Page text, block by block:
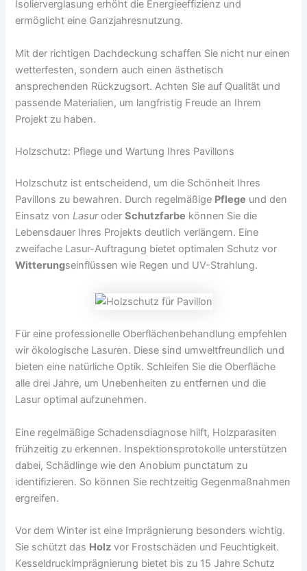
Isolierverglasung erhöht die Energieeffizienz und
ermöglicht eine Ganzjahresnutzung.
Mit der richtigen Dachdeckung schaffen Sie nicht nur einen
wetterfesten, sondern auch einen ästhetisch
ansprechenden Rückzugsort. Achten Sie auf Qualität und
passende Materialien, um langfristig Freude an Ihrem
Projekt zu haben.
Holzschutz: Pflege und Wartung Ihres Pavillons
Holzschutz ist entscheidend, um die Schönheit Ihres
Pavillons zu bewahren. Durch regelmäßige Pflege und den
Einsatz vonLasuroderSchutzfarbe können Sie die
Lebensdauer Ihres Projekts deutlich verlängern. Eine
zweifache Lasur-Auftragung bietet optimalen Schutz vor
Witterungseinflüssen wie Regen und UV-Strahlung.
Für eine professionelle Oberflächenbehandlung empfehlen
wir ökologische Lasuren. Diese sind umweltfreundlich und
bieten eine natürliche Optik. Schleifen Sie die Oberfläche
alle drei Jahre, um Unebenheiten zu entfernen und die
Lasur optimal aufzunehmen.
Eine regelmäßige Schadensdiagnose hilft, Holzparasiten
frühzeitig zu erkennen. Inspektionsprotokolle unterstützen
dabei, Schädlinge wie den Anobium punctatum zu
identifizieren. So können Sie rechtzeitig Gegenmaßnahmen
ergreifen.
Vor dem Winter ist eine Imprägnierung besonders wichtig.
Sie schützt das Holz vor Frostschäden und Feuchtigkeit.
Kesseldruckimprägnierung bietet bis zu 15 Jahre Schutz